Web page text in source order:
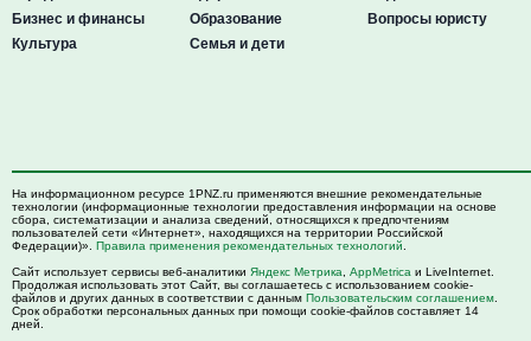
Бизнес и финансы
Культура
Образование
Семья и дети
Вопросы юристу
На информационном ресурсе 1PNZ.ru применяются внешние рекомендательные
технологии (информационные технологии предоставления информации на основе
сбора, систематизации и анализа сведений, относящихся к предпочтениям
пользователей сети «Интернет», находящихся на территории Российской
Федерации)». Правила применения рекомендательных технологий
Сайт использует сервисы веб-аналитики Яндекс Метрика AppMetrica и LiveInternet.
Продолжая использовать этот Сайт, вы соглашаетесь с использованием cookie-
файлов и других данных в соответствии с данным Пользовательским соглашением
Срок обработки персональных данных при помощи cookie-файлов составляет 14
дней.